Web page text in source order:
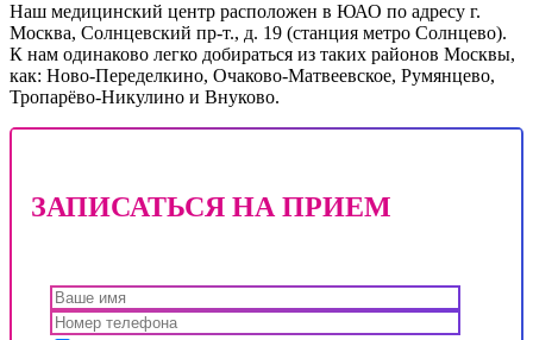
Наш медицинский центр расположен в ЮАО по адресу г.
Москва, Солнцевский пр-т., д. 19 (станция метро Солнцево).
К нам одинаково легко добираться из таких районов Москвы,
как: Ново-Переделкино, Очаково-Матвеевское, Румянцево,
Тропарёво-Никулино и Внуково.
ЗАПИСАТЬСЯ НА ПРИЕМ